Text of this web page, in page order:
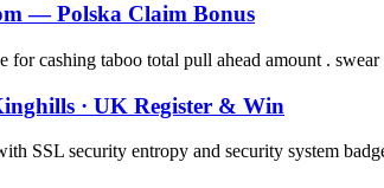
— Polska Claim Bonus
cashing taboo total pull ahead amount . swear
· UK Register & Win
SSL security entropy and security system